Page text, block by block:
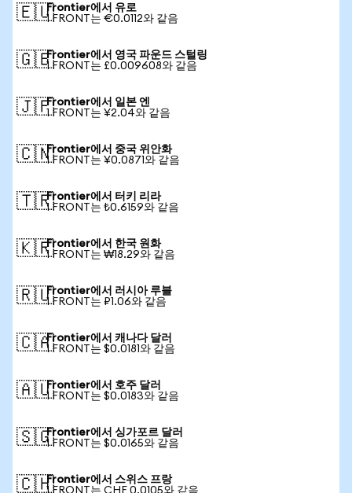
🇪🇺Frontier에서 유로
1 FRONT는 €0.0112와 같음
🇬🇧Frontier에서 영국 파운드 스털링
1 FRONT는 £0.009608와 같음
🇯🇵Frontier에서 일본 엔
1 FRONT는 ¥2.04와 같음
🇨🇳Frontier에서 중국 위안화
1 FRONT는 ¥0.0871와 같음
🇹🇷Frontier에서 터키 리라
1 FRONT는 ₺0.6159와 같음
🇰🇷Frontier에서 한국 원화
1 FRONT는 ₩18.29와 같음
🇷🇺Frontier에서 러시아 루블
1 FRONT는 ₽1.06와 같음
🇨🇦Frontier에서 캐나다 달러
1 FRONT는 $0.0181와 같음
🇦🇺Frontier에서 호주 달러
1 FRONT는 $0.0183와 같음
🇸🇬Frontier에서 싱가포르 달러
1 FRONT는 $0.0165와 같음
🇨🇭Frontier에서 스위스 프랑
1 FRONT는 CHF 0.0105와 같음